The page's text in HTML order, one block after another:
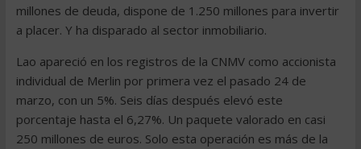
millones de deuda, dispone de 1.250 millones para invertir
a placer. Y ha disparado al sector inmobiliario.
Lao apareció en los registros de la CNMV como accionista
individual de Merlin por primera vez el pasado 24 de
marzo, con un 5%. Seis días después elevó este
porcentaje hasta el 6,27%. Un paquete valorado en casi
250 millones de euros. Solo esta operación es más de la